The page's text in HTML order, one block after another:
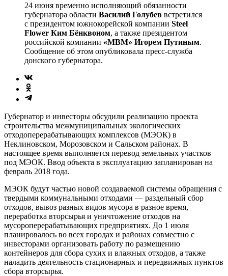
24 июня временно исполняющий обязанности
губернатора области Василий Голубев встретился
с президентом южнокорейской компании Steel
Flower Ким Бёнквоном, а также президентом
российской компании «МВМ» Игорем Путиным.
Сообщение об этом опубликовала пресс-служба
донского губернатора.
Губернатор и инвесторы обсудили реализацию проекта
строительства межмуниципальных экологических
отходоперерабатывающих комплексов (МЭОК) в
Неклиновском, Морозовском и Сальском районах. В
настоящее время выполняется перевод земельных участков
под МЭОК. Ввод объекта в эксплуатацию запланирован на
февраль 2018 года.
МЭОК будут частью новой создаваемой системы обращения с
твердыми коммунальными отходами — раздельный сбор
отходов, вывоз разных видов мусора в разное время,
переработка вторсырья и унич­тожение отходов на
мусороперерабатывающих предприятиях. До 1 июля
планировалось во всех городах и районах совместно с
инвесторами организовать работу по размещению
контейнеров для сбора сухих и влажных отходов, а также
наладить деятельность стационарных и передвижных пунктов
сбора вторсырья.